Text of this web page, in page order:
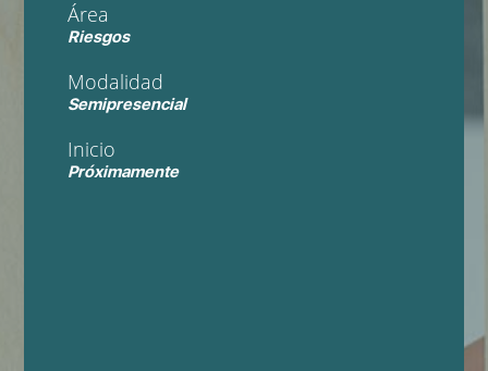
Área
Riesgos
Modalidad
Semipresencial
Inicio
Próximamente